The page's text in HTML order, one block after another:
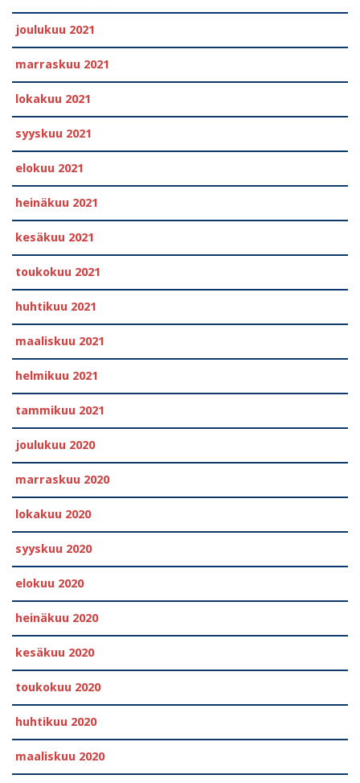
joulukuu 2021
marraskuu 2021
lokakuu 2021
syyskuu 2021
elokuu 2021
heinäkuu 2021
kesäkuu 2021
toukokuu 2021
huhtikuu 2021
maaliskuu 2021
helmikuu 2021
tammikuu 2021
joulukuu 2020
marraskuu 2020
lokakuu 2020
syyskuu 2020
elokuu 2020
heinäkuu 2020
kesäkuu 2020
toukokuu 2020
huhtikuu 2020
maaliskuu 2020